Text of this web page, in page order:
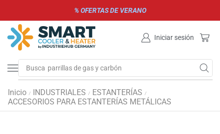
% OFERTAS DE VERANO
Iniciar sesión
Busca parrillas de gas y carbón
Inicio / INDUSTRIALES / ESTANTERÍAS /
ACCESORIOS PARA ESTANTERÍAS METÁLICAS